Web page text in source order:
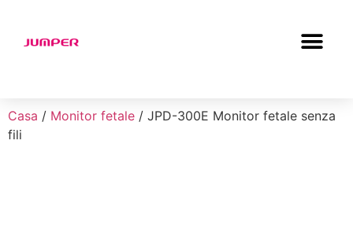
Casa / Monitor fetale / JPD-300E Monitor fetale senza
fili